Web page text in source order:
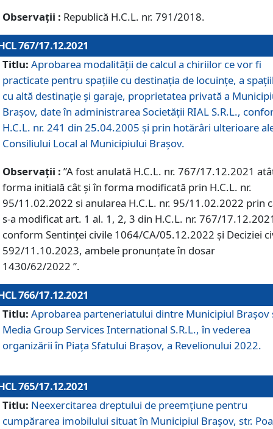
Observații : Republică H.C.L. nr. 791/2018.
767/17.12.2021
Titlu: Aprobarea modalității de calcul a chiriilor ce vor fi
practicate pentru spaţiile cu destinaţia de locuinţe, a
cu altă destinaţie şi garaje, proprietatea privată a
Braşov, date în administrarea Societăţii RIAL S.R.L.,
H.C.L. nr. 241 din 25.04.2005 și prin hotărâri ulterioare
Consiliului Local al Municipiului Braşov.
Observații : ”A fost anulată H.C.L. nr. 767/17.12.2021
forma initială cât și în forma modificată prin H.C.L. nr.
95/11.02.2022 si anularea H.C.L. nr. 95/11.02.2022 prin
s-a modificat art. 1 al. 1, 2, 3 din H.C.L. nr. 767/
conform Sentinței civile 1064/CA/05.12.2022 și Deciziei
592/11.10.2023, ambele pronunțate în dosar
1430/62/2022 ”.
766/17.12.2021
Titlu: Aprobarea parteneriatului dintre Municipiul Brașov
Media Group Services International S.R.L., în vederea
organizării în Piața Sfatului Brașov, a Revelionului 2022.
765/17.12.2021
Titlu: Neexercitarea dreptului de preemţiune pentru
cumpărarea imobilului situat în Municipiul Braşov, str.